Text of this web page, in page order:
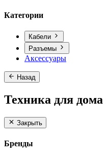
Категории
Кабели
Разъемы
Аксессуары
Назад
Техника для дома
Закрыть
Бренды